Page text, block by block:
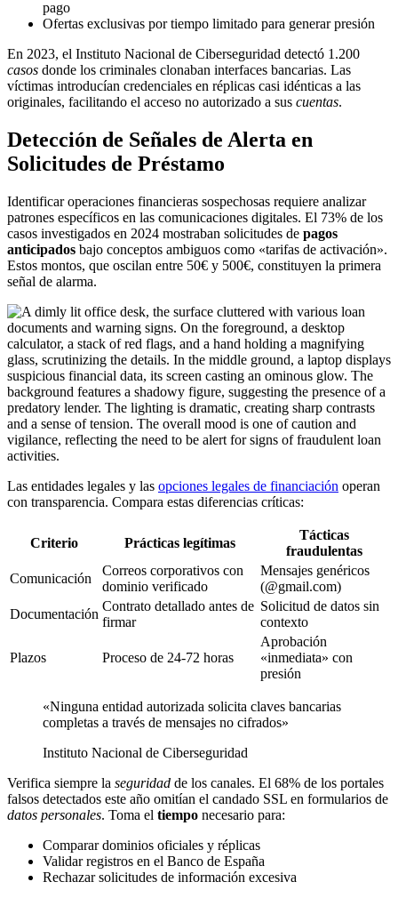
pago
Ofertas exclusivas por tiempo limitado para generar presión
En 2023, el Instituto Nacional de Ciberseguridad detectó 1.200
casos donde los criminales clonaban interfaces bancarias. Las
víctimas introducían credenciales en réplicas casi idénticas a las
originales, facilitando el acceso no autorizado a sus cuentas.
Detección de Señales de Alerta en
Solicitudes de Préstamo
Identificar operaciones financieras sospechosas requiere analizar
patrones específicos en las comunicaciones digitales. El 73% de los
casos investigados en 2024 mostraban solicitudes de pagos
anticipados bajo conceptos ambiguos como «tarifas de activación».
Estos montos, que oscilan entre 50€ y 500€, constituyen la primera
señal de alarma.
Las entidades legales y las opciones legales de financiación operan
con transparencia. Compara estas diferencias críticas:
Criterio Prácticas legítimas
Tácticas
fraudulentas
Comunicación
Correos corporativos con
dominio verificado
Mensajes genéricos
(@gmail.com)
Documentación
Contrato detallado antes de
firmar
Solicitud de datos sin
contexto
Plazos Proceso de 24-72 horas
Aprobación
«inmediata» con
presión
«Ninguna entidad autorizada solicita claves bancarias
completas a través de mensajes no cifrados»
Instituto Nacional de Ciberseguridad
Verifica siempre la seguridad de los canales. El 68% de los portales
falsos detectados este año omitían el candado SSL en formularios de
datos personales. Toma el tiempo necesario para:
Comparar dominios oficiales y réplicas
Validar registros en el Banco de España
Rechazar solicitudes de información excesiva